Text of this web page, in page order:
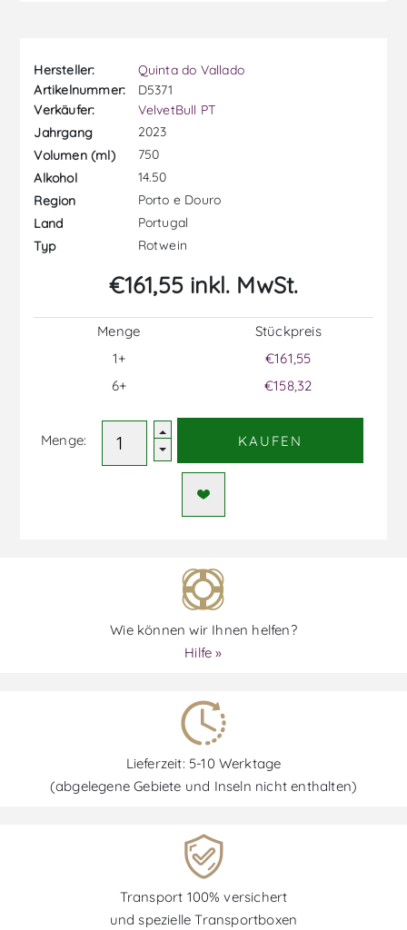
Hersteller:
Quinta do Vallado
Artikelnummer:
D5371
Verkäufer:
VelvetBull PT
Jahrgang
2023
Volumen (ml)
750
Alkohol
14.50
Region
Porto e Douro
Land
Portugal
Typ
Rotwein
€161,55 inkl. MwSt.
Menge
1+
6+
Stückpreis
€161,55
€158,32
Menge: KAUFEN
Wie können wir Ihnen helfen?
Hilfe »
Lieferzeit: 5-10 Werktage
(abgelegene Gebiete und Inseln nicht enthalten)
Transport 100% versichert
und spezielle Transportboxen